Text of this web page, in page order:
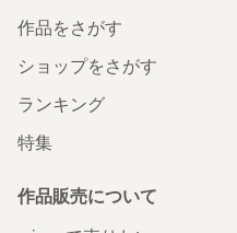
作品をさがす
ショップをさがす
ランキング
特集
作品販売について